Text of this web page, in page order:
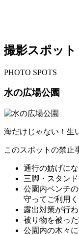
撮影スポット
PHOTO SPOTS
水の広場公園
海だけじゃない！生
このスポットの禁止
通行の妨げにな
三脚・スタン
公園内ベンチ
守ってご利用く
露出対策が行
被り物を被った
公園内の木々